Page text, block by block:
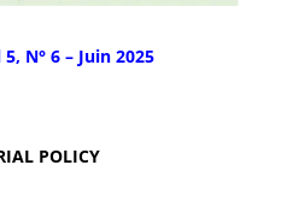
N° 6 – Juin 2025
POLICY